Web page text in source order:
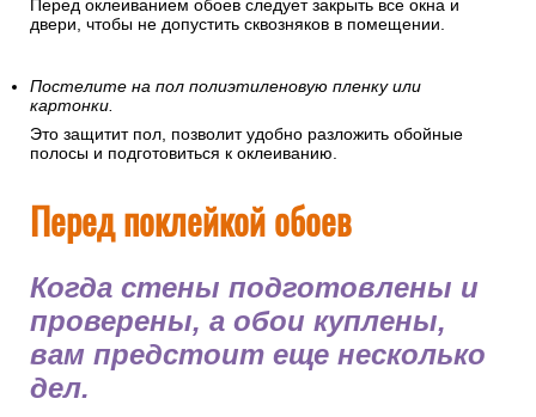
Перед оклеиванием обоев следует закрыть все окна и
двери, чтобы не допустить сквозняков в помещении.
Постелите на пол полиэтиленовую пленку или
картонки.
Это защитит пол, позволит удобно разложить обойные
полосы и подготовиться к оклеиванию.
Перед поклейкой обоев
Когда стены подготовлены и
проверены, а обои куплены,
вам предстоит еще несколько
дел.